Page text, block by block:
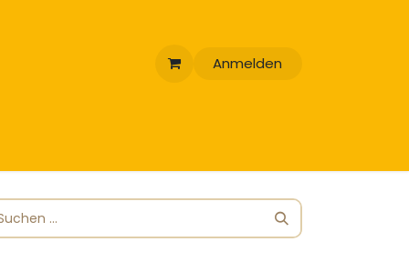
Anmelden